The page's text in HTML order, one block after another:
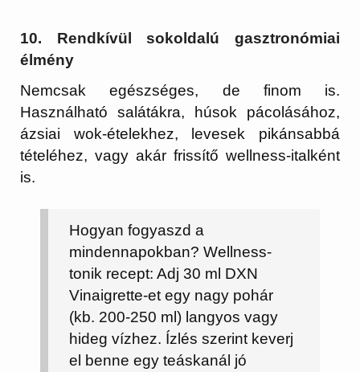
10. Rendkívül sokoldalú gasztronómiai
élmény
Nemcsak egészséges, de finom is.
Használható salátákra, húsok pácolásához,
ázsiai wok-ételekhez, levesek pikánsabbá
tételéhez, vagy akár frissítő wellness-italként
is.
Hogyan fogyaszd a
mindennapokban? Wellness-
tonik recept: Adj 30 ml DXN
Vinaigrette-et egy nagy pohár
(kb. 200-250 ml) langyos vagy
hideg vízhez. Ízlés szerint keverj
el benne egy teáskanál jó